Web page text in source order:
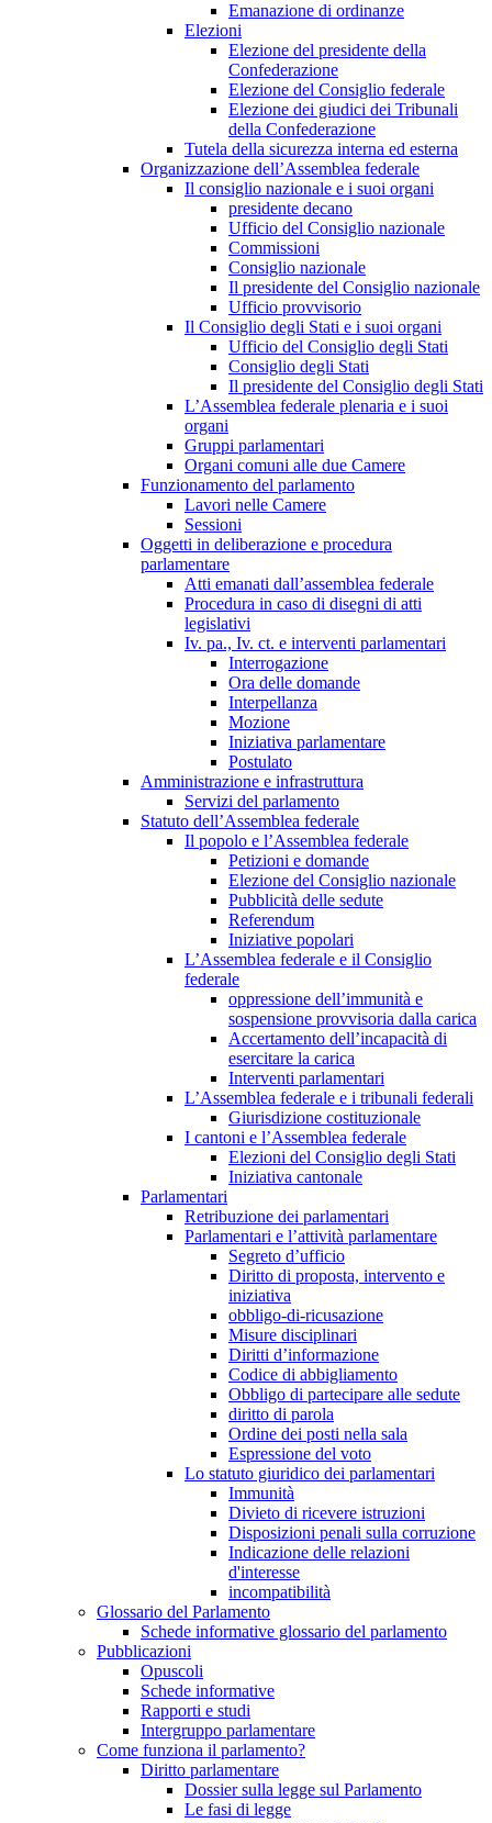
Emanazione di ordinanze
Elezioni
Elezione del presidente della
Confederazione
Elezione del Consiglio federale
Elezione dei giudici dei Tribunali
della Confederazione
Tutela della sicurezza interna ed esterna
Organizzazione dell’Assemblea federale
Il consiglio nazionale e i suoi organi
presidente decano
Ufficio del Consiglio nazionale
Commissioni
Consiglio nazionale
Il presidente del Consiglio nazionale
Ufficio provvisorio
Il Consiglio degli Stati e i suoi organi
Ufficio del Consiglio degli Stati
Consiglio degli Stati
Il presidente del Consiglio degli Stati
L’Assemblea federale plenaria e i suoi
organi
Gruppi parlamentari
Organi comuni alle due Camere
Funzionamento del parlamento
Lavori nelle Camere
Sessioni
Oggetti in deliberazione e procedura
parlamentare
Atti emanati dall’assemblea federale
Procedura in caso di disegni di atti
legislativi
Iv. pa., Iv. ct. e interventi parlamentari
Interrogazione
Ora delle domande
Interpellanza
Mozione
Iniziativa parlamentare
Postulato
Amministrazione e infrastruttura
Servizi del parlamento
Statuto dell’Assemblea federale
Il popolo e l’Assemblea federale
Petizioni e domande
Elezione del Consiglio nazionale
Pubblicità delle sedute
Referendum
Iniziative popolari
L’Assemblea federale e il Consiglio
federale
oppressione dell’immunità e
sospensione provvisoria dalla carica
Accertamento dell’incapacità di
esercitare la carica
Interventi parlamentari
L’Assemblea federale e i tribunali federali
Giurisdizione costituzionale
I cantoni e l’Assemblea federale
Elezioni del Consiglio degli Stati
Iniziativa cantonale
Parlamentari
Retribuzione dei parlamentari
Parlamentari e l’attività parlamentare
Segreto d’ufficio
Diritto di proposta, intervento e
iniziativa
obbligo-di-ricusazione
Misure disciplinari
Diritti d’informazione
Codice di abbigliamento
Obbligo di partecipare alle sedute
diritto di parola
Ordine dei posti nella sala
Espressione del voto
Lo statuto giuridico dei parlamentari
Immunità
Divieto di ricevere istruzioni
Disposizioni penali sulla corruzione
Indicazione delle relazioni
d'interesse
incompatibilità
Glossario del Parlamento
Schede informative glossario del parlamento
Pubblicazioni
Opuscoli
Schede informative
Rapporti e studi
Intergruppo parlamentare
Come funziona il parlamento?
Diritto parlamentare
Dossier sulla legge sul Parlamento
Le fasi di legge